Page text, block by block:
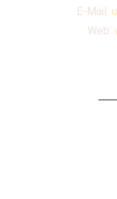
E-Mail:
Web: